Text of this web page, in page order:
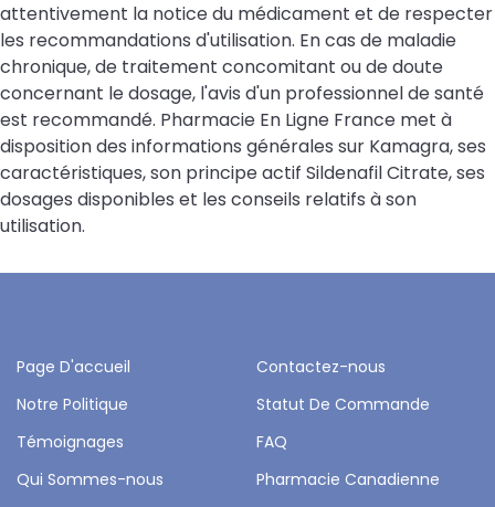
attentivement la notice du médicament et de respecter
les recommandations d'utilisation. En cas de maladie
chronique, de traitement concomitant ou de doute
concernant le dosage, l'avis d'un professionnel de santé
est recommandé. Pharmacie En Ligne France met à
disposition des informations générales sur Kamagra, ses
caractéristiques, son principe actif Sildenafil Citrate, ses
dosages disponibles et les conseils relatifs à son
utilisation.
Page D'accueil
Contactez-nous
Notre Politique
Statut De Commande
Témoignages
FAQ
Qui Sommes-nous
Pharmacie Canadienne